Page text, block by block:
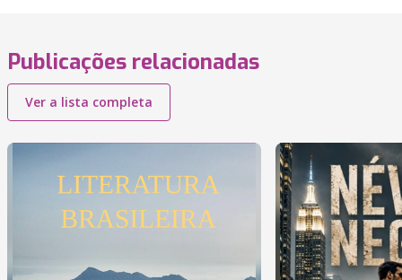
Publicações relacionadas
Ver a lista completa